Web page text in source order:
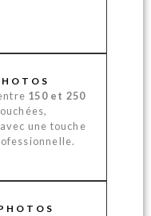
150 et 250
une touche